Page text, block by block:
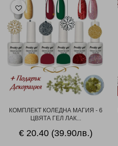
КОМПЛЕКТ КОЛЕДНА МАГИЯ - 6
ЦВЯТА ГЕЛ ЛАК...
€ 20.40 (39.90лв.)